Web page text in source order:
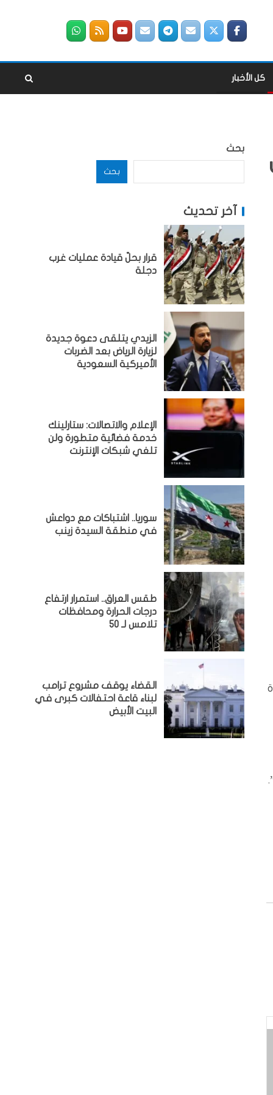
كل الأخبار
بحث
بحث
آخر تحديث
قرار بحلّ قيادة عمليات غرب
دجلة
الزيدي يتلقى دعوة جديدة
لزيارة الرياض بعد الضربات
الأميركية السعودية
الإعلام والاتصالات: ستارلينك
خدمة فضائية متطورة ولن
تلغي شبكات الإنترنت
سوريا.. اشتباكات مع دواعش
في منطقة السيدة زينب
طقس العراق.. استمرار ارتفاع
درجات الحرارة ومحافظات
تلامس لـ 50
القضاء يوقف مشروع ترامب
لبناء قاعة احتفالات كبرى في
البيت الأبيض